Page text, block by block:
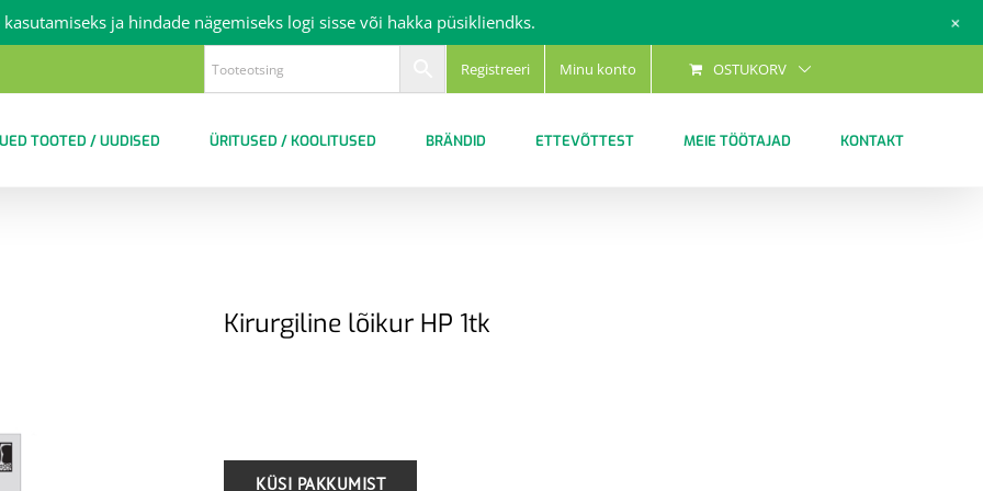
Registreeri Minu konto OSTUKORV
TOOTED / UUDISED ÜRITUSED / KOOLITUSED BRÄNDID ETTEVÕTTEST MEIE TÖÖTAJAD KONTAKT
Kirurgiline lõikur HP 1tk
kasutamiseks ja hindade nägemiseks logi sisse või hakka püsikliendks. +